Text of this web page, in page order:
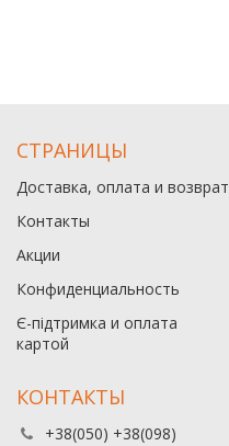
СТРАНИЦЫ
Доставка, оплата и возврат
Контакты
Акции
Конфиденциальность
Є-підтримка и оплата
картой
КОНТАКТЫ
+38(050) +38(098)